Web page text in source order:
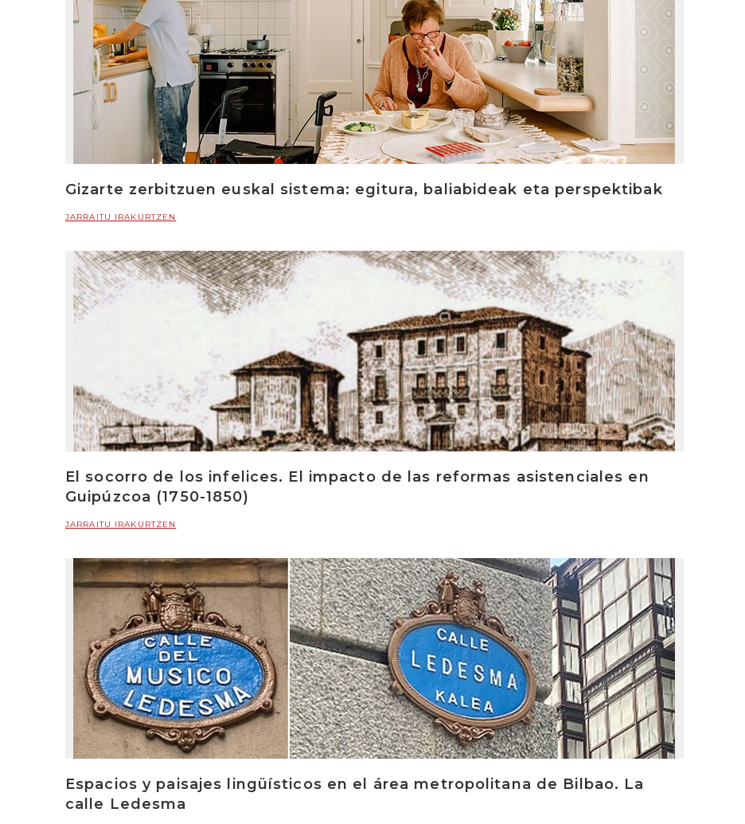
Gizarte zerbitzuen euskal sistema: egitura, baliabideak eta perspektibak
JARRAITU IRAKURTZEN
El socorro de los infelices. El impacto de las reformas asistenciales en
Guipúzcoa (1750-1850)
JARRAITU IRAKURTZEN
Espacios y paisajes lingüísticos en el área metropolitana de Bilbao. La
calle Ledesma